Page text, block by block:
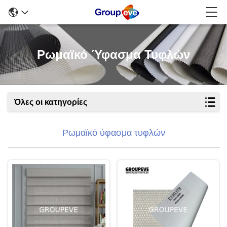
Ρωμαϊκό Ύφασμα Τυφλών
Όλες οι κατηγορίες
Ρωμαϊκό ύφασμα τυφλών